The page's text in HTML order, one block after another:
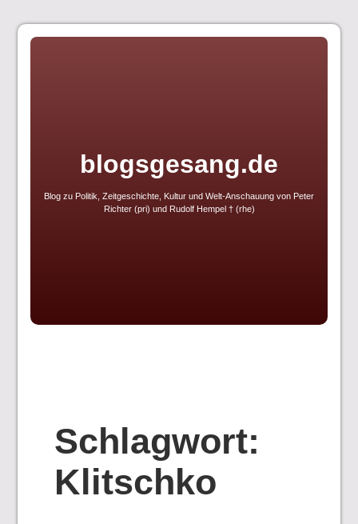
Skip
blogsgesang.de
Blog zu Politik, Zeitgeschichte, Kultur und Welt-Anschauung von Peter
Richter (pri) und Rudolf Hempel † (rhe)
Schlagwort:
Klitschko